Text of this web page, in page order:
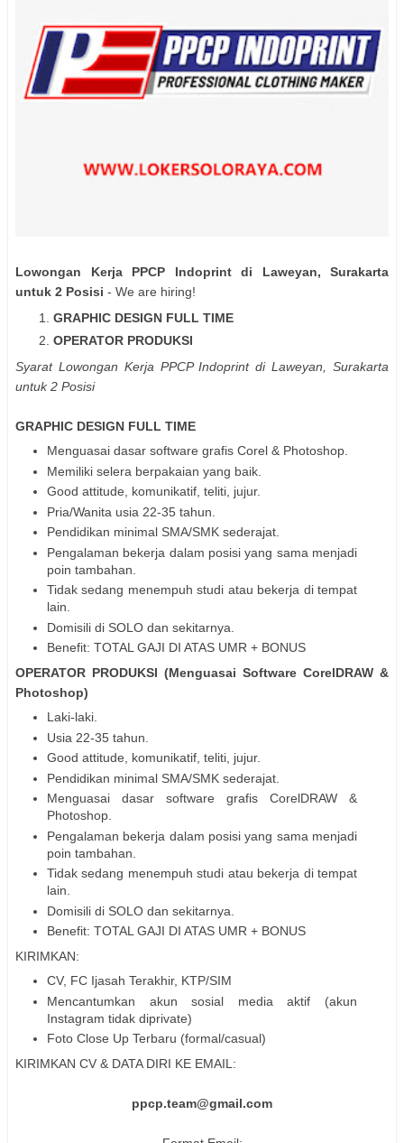
Lowongan Kerja PPCP Indoprint di Laweyan, Surakarta
untuk 2 Posisi - We are hiring!
GRAPHIC DESIGN FULL TIME
OPERATOR PRODUKSI
Syarat Lowongan Kerja PPCP Indoprint di Laweyan, Surakarta
untuk 2 Posisi
GRAPHIC DESIGN FULL TIME
Menguasai dasar software grafis Corel & Photoshop.
Memiliki selera berpakaian yang baik.
Good attitude, komunikatif, teliti, jujur.
Pria/Wanita usia 22-35 tahun.
Pendidikan minimal SMA/SMK sederajat.
Pengalaman bekerja dalam posisi yang sama menjadi
poin tambahan.
Tidak sedang menempuh studi atau bekerja di tempat
lain.
Domisili di SOLO dan sekitarnya.
Benefit: TOTAL GAJI DI ATAS UMR + BONUS
OPERATOR PRODUKSI (Menguasai Software CorelDRAW &
Photoshop)
Laki-laki.
Usia 22-35 tahun.
Good attitude, komunikatif, teliti, jujur.
Pendidikan minimal SMA/SMK sederajat.
Menguasai dasar software grafis CorelDRAW &
Photoshop.
Pengalaman bekerja dalam posisi yang sama menjadi
poin tambahan.
Tidak sedang menempuh studi atau bekerja di tempat
lain.
Domisili di SOLO dan sekitarnya.
Benefit: TOTAL GAJI DI ATAS UMR + BONUS
KIRIMKAN:
CV, FC Ijasah Terakhir, KTP/SIM
Mencantumkan akun sosial media aktif (akun
Instagram tidak diprivate)
Foto Close Up Terbaru (formal/casual)
KIRIMKAN CV & DATA DIRI KE EMAIL:
ppcp.team@gmail.com